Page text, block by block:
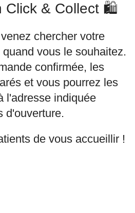
Click & Collect 🛍️
chercher votre
vous le souhaitez.
confirmée, les
et vous pourrez les
l'adresse indiquée
d'ouverture.
de vous accueillir !